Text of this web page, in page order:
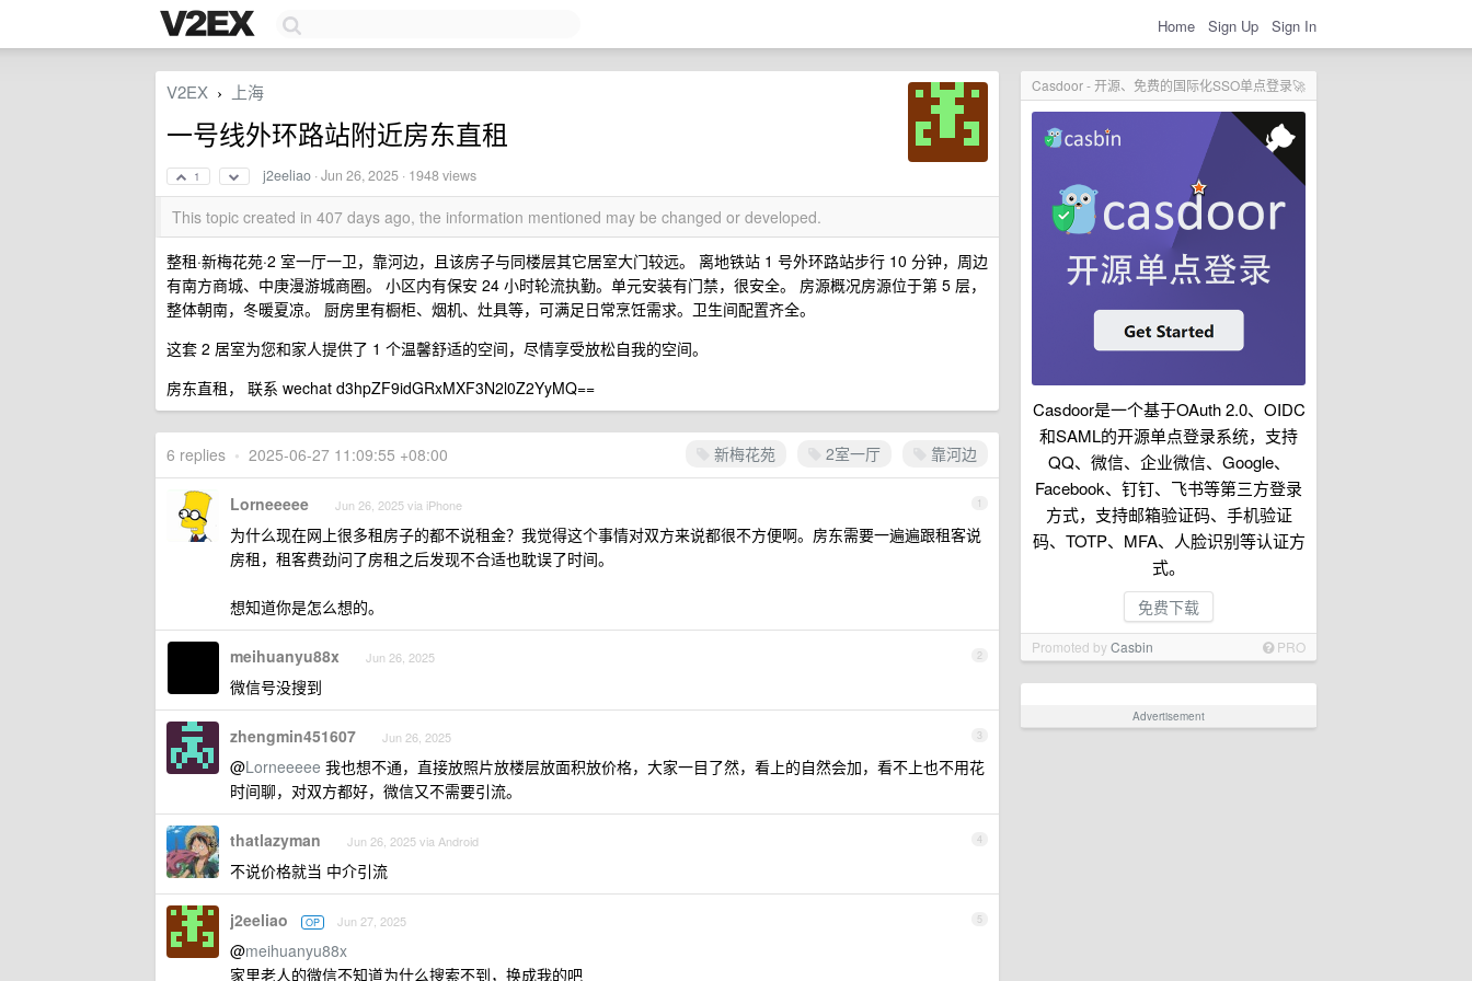
Home Sign Up Sign In
Casdoor - 开源、免费的国际化SSO单点登录🚀
Casdoor是一个基于OAuth 2.0、OIDC
和SAML的开源单点登录系统，支持
QQ、微信、企业微信、Google、
Facebook、钉钉、飞书等第三方登录
方式，支持邮箱验证码、手机验证
码、TOTP、MFA、人脸识别等认证方
式。
免费下载
Promoted byCasbin PRO
Advertisement
V2EX › 上海
一号线外环路站附近房东直租
1 j2eeliao ·Jun 26, 2025 · 1948 views
This topic created in 407 days ago, the information mentioned may be changed or developed.
整租·新梅花苑·2 室一厅一卫，靠河边，且该房子与同楼层其它居室大门较远。 离地铁站 1 号外环路站步行 10 分钟，周边
有南方商城、中庚漫游城商圈。 小区内有保安 24 小时轮流执勤。单元安装有门禁，很安全。 房源概况房源位于第 5 层，
整体朝南，冬暖夏凉。 厨房里有橱柜、烟机、灶具等，可满足日常烹饪需求。卫生间配置齐全。
这套 2 居室为您和家人提供了 1 个温馨舒适的空间，尽情享受放松自我的空间。
房东直租， 联系 wechat d3hpZF9idGRxMXF3N2l0Z2YyMQ==
新梅花苑 2室一厅 靠河边
6 replies • 2025-06-27 11:09:55 +08:00
1
Lorneeeee Jun 26, 2025 via iPhone
为什么现在网上很多租房子的都不说租金？我觉得这个事情对双方来说都很不方便啊。房东需要一遍遍跟租客说
房租，租客费劲问了房租之后发现不合适也耽误了时间。
想知道你是怎么想的。
2
meihuanyu88x Jun 26, 2025
微信号没搜到
3
zhengmin451607 Jun 26, 2025
@Lorneeeee 我也想不通，直接放照片放楼层放面积放价格，大家一目了然，看上的自然会加，看不上也不用花
时间聊，对双方都好，微信又不需要引流。
4
thatlazyman Jun 26, 2025 via Android
不说价格就当 中介引流
5
j2eeliao OP Jun 27, 2025
@meihuanyu88x
家里老人的微信不知道为什么搜索不到，换成我的吧